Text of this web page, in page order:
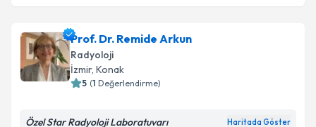
Prof. Dr. Funda Barlıkiçin randevu takvimi talebi
oluşturun. Size bu uzmandan randevu almanız için bir
takvim hazırlandığında e-posta ile bilgilendireceğiz.
Prof. Dr. Remide Arkun
Radyoloji
İzmir, Konak
5 (1 Değerlendirme)
Özel Star Radyoloji Laboratuvarı Haritada Göster